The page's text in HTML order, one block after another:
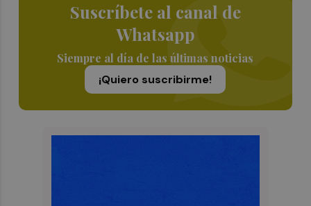
Suscríbete al canal de
Whatsapp
Siempre al día de las últimas noticias
¡Quiero suscribirme!